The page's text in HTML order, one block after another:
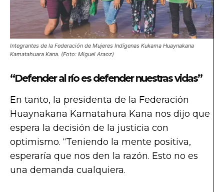
Integrantes de la Federación de Mujeres Indígenas Kukama Huaynakana
Kamatahuara Kana. (Foto: Miguel Araoz)
“Defender al río es defender nuestras vidas”
En tanto, la presidenta de la Federación
Huaynakana Kamatahura Kana nos dijo que
espera la decisión de la justicia con
optimismo. “Teniendo la mente positiva,
esperaría que nos den la razón. Esto no es
una demanda cualquiera.